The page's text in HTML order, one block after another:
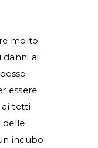
danni ai
essere
ai tetti
delle
incubo